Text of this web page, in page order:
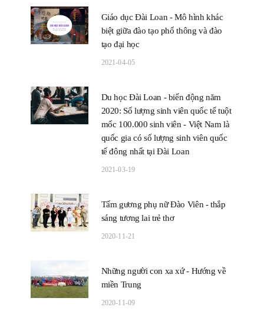
Giáo dục Đài Loan - Mô hình khác
biệt giữa đào tạo phổ thông và đào
tạo đại học
2021-04-05
Du học Đài Loan - biến động năm
2020: Số lượng sinh viên quốc tế tuột
mốc 100.000 sinh viên - Việt Nam là
quốc gia có số lượng sinh viên quốc
tế đông nhất tại Đài Loan
2021-03-19
Tấm gương phụ nữ Đào Viên - thắp
sáng tương lai trẻ thơ
2020-11-21
Những người con xa xứ - Hướng về
miền Trung
2020-11-09